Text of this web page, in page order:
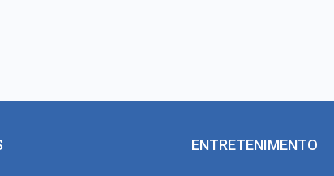
ENTRETENIMENTO